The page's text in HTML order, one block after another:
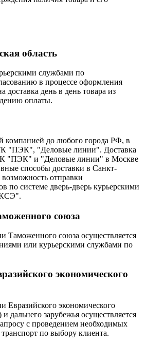
область
службами по
в процессе оформления
доставка день в день товара из
оплаты.
компанией до любого города РФ, в
"ПЭК", "Деловые линии". Доставка
"ПЭК" и "Деловые линии" в Москве
способы доставки в Санкт-
отправки
по системе дверь-дверь курьерскими
союза
Таможенного союза осуществляется
или курьерскими службами по
экономического
Евразийского экономического
дальнего зарубежья осуществляется
с проведением необходимых
по выбору клиента.